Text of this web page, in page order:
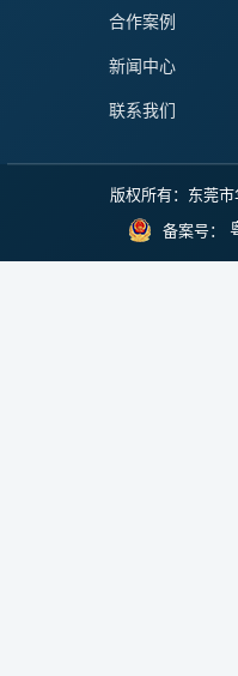
合作案例
新闻中心
联系我们
版权所有：东莞
备案号：